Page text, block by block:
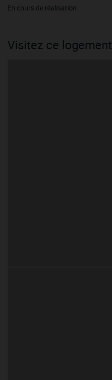
En cours de réalisation
Visitez ce logement